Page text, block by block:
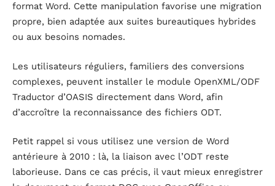
format Word. Cette manipulation favorise une migration
propre, bien adaptée aux suites bureautiques hybrides
ou aux besoins nomades.
Les utilisateurs réguliers, familiers des conversions
complexes, peuvent installer le module OpenXML/ODF
Traductor d’OASIS directement dans Word, afin
d’accroître la reconnaissance des fichiers ODT.
Petit rappel si vous utilisez une version de Word
antérieure à 2010 : là, la liaison avec l’ODT reste
laborieuse. Dans ce cas précis, il vaut mieux enregistrer